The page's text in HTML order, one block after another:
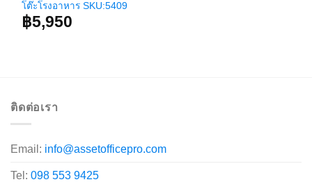
โต๊ะโรงอาหาร SKU:5409
฿5,950
ติดต่อเรา
Email: info@assetofficepro.com
Tel: 098 553 9425